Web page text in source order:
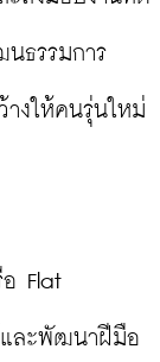
ธรรมการ
งให้คนรุ่นใหม่
อ Flat
และพัฒนาฝีมือ